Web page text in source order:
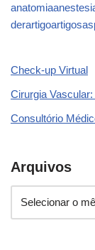
anatomia
derartigoartigos
Check-up Virtual
Cirurgia
Consultório
Arquivos